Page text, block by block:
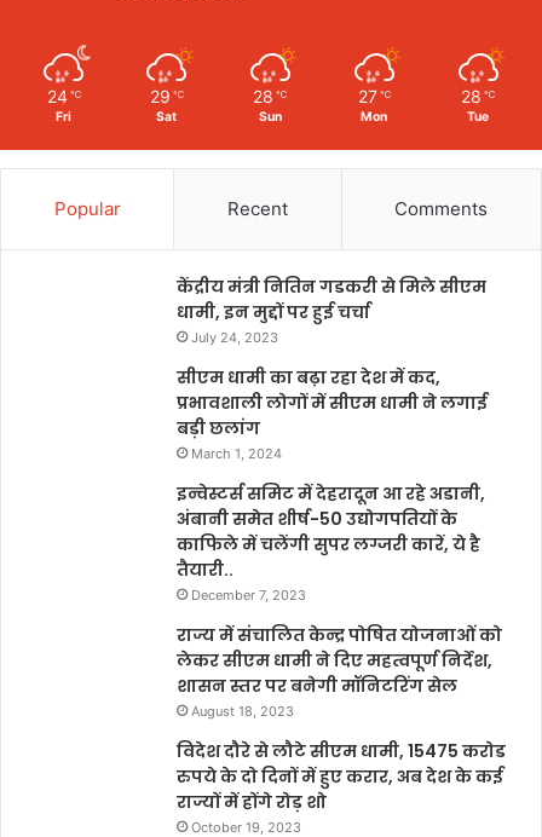
24 ℃
Fri
29 ℃
Sat
28 ℃
Sun
27 ℃
Mon
28 ℃
Tue
Popular Recent Comments
केंद्रीय मंत्री नितिन गडकरी से मिले सीएम
धामी, इन मुद्दों पर हुई चर्चा
July 24, 2023
सीएम धामी का बढ़ा रहा देश में कद,
प्रभावशाली लोगों में सीएम धामी ने लगाई
बड़ी छलांग
March 1, 2024
इन्वेस्टर्स समिट में देहरादून आ रहे अडानी,
अंबानी समेत शीर्ष-50 उद्योगपतियों के
काफिले में चलेंगी सुपर लग्जरी कारें, ये है
तैयारी..
December 7, 2023
राज्य में संचालित केन्द्र पोषित योजनाओं को
लेकर सीएम धामी ने दिए महत्वपूर्ण निर्देश,
शासन स्तर पर बनेगी मॉनिटरिंग सेल
August 18, 2023
विदेश दौरे से लौटे सीएम धामी, 15475 करोड
रुपये के दो दिनों में हुए करार, अब देश के कई
राज्यों में होंगे रोड़ शो
October 19, 2023